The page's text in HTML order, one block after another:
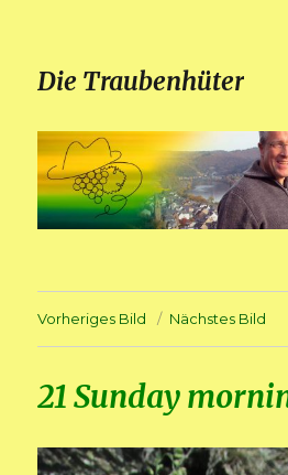
Die Traubenhüter
Vorheriges Bild Nächstes Bild
21 Sunday